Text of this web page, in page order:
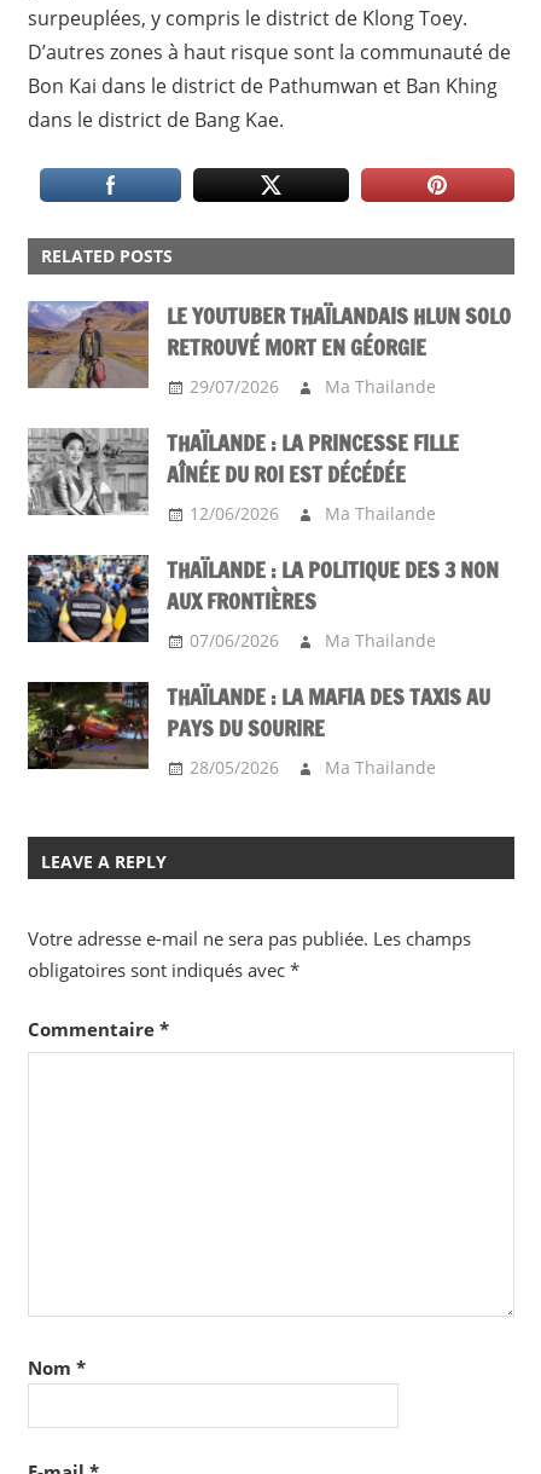
surpeuplées, y compris le district de Klong Toey.
D’autres zones à haut risque sont la communauté de
Bon Kai dans le district de Pathumwan et Ban Khing
dans le district de Bang Kae.
RELATED POSTS
LE YOUTUBER THAÏLANDAIS HLUN SOLO
RETROUVÉ MORT EN GÉORGIE
29/07/2026 Ma Thailande
THAÏLANDE : LA PRINCESSE FILLE
AÎNÉE DU ROI EST DÉCÉDÉE
12/06/2026 Ma Thailande
THAÏLANDE : LA POLITIQUE DES 3 NON
AUX FRONTIÈRES
07/06/2026 Ma Thailande
THAÏLANDE : LA MAFIA DES TAXIS AU
PAYS DU SOURIRE
28/05/2026 Ma Thailande
LEAVE A REPLY
Votre adresse e-mail ne sera pas publiée. Les champs
obligatoires sont indiqués avec *
Commentaire *
Nom *